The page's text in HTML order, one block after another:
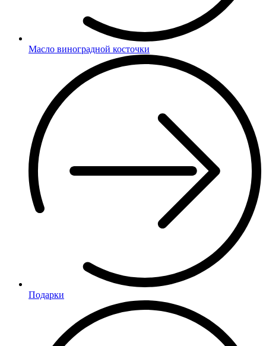
Масло виноградной косточки
Подарки